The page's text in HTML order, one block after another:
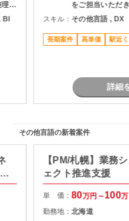
理
細
進
をご担当いただ
理・課題整理 ・
び進捗管理 ・開
ジメント ・品質
者向け資料作成
スキル： その他言語 , DX
長期案件 高単価 駅近く
詳細
その他言語の新着案件
【PM/札幌】業務
ェクト推進支援
単 価：80万円～100
勤務地：北海道